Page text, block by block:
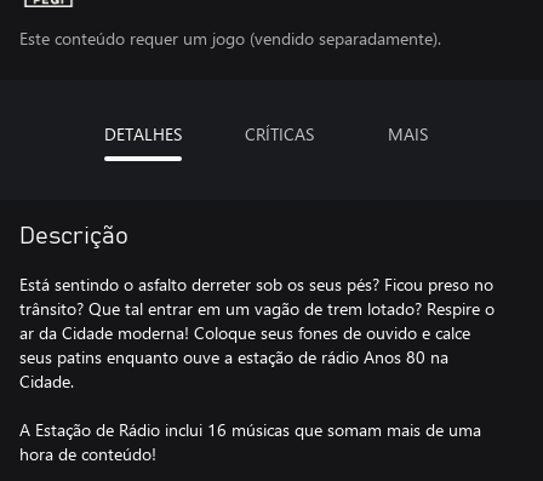
Este conteúdo requer um jogo (vendido separadamente).
DETALHES CRÍTICAS MAIS
Descrição
Está sentindo o asfalto derreter sob os seus pés? Ficou preso no
trânsito? Que tal entrar em um vagão de trem lotado? Respire o
ar da Cidade moderna! Coloque seus fones de ouvido e calce
seus patins enquanto ouve a estação de rádio Anos 80 na
Cidade.
A Estação de Rádio inclui 16 músicas que somam mais de uma